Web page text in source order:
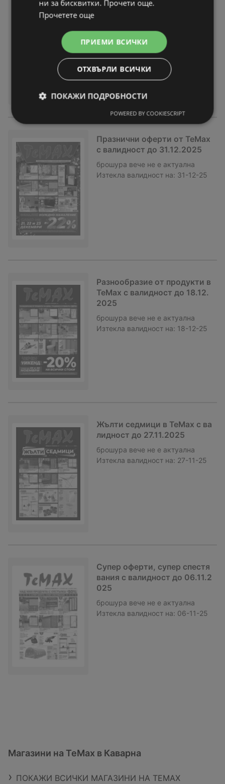
с валидност до 29.01.2026
Изтекла валидност на:
Празнични оферти от TeMax
с валидност до 31.12.2025
брошура вече не е актуална
Изтекла валидност на: 31-12-25
Разнообразие от продукти в
TeMax с валидност до 18.12.
2025
брошура вече не е актуална
Изтекла валидност на: 18-12-25
Жълти седмици в TeMax с ва
лидност до 27.11.2025
брошура вече не е актуална
Изтекла валидност на: 27-11-25
Супер оферти, супер спестя
вания с валидност до 06.11.2
025
брошура вече не е актуална
Изтекла валидност на: 06-11-25
Магазини на TeMax в Каварна
ПОКАЖИ ВСИЧКИ МАГАЗИНИ НА TEMAX
ни за бисквитки. Прочети още.
Прочетете още
ПРИЕМИ ВСИЧКИ
ОТХВЪРЛИ ВСИЧКИ
ПОКАЖИ ПОДРОБНОСТИ
POWERED BY COOKIESCRIPT